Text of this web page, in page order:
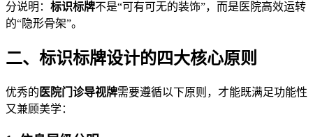
分说明： 标识标牌不是“可有可无的装饰”，而是医院高效运转
的“隐形骨架”。
二、标识标牌设计的四大核心原则
优秀的 医院门诊导视牌需要遵循以下原则，才能既满足功能性
又兼顾美学：